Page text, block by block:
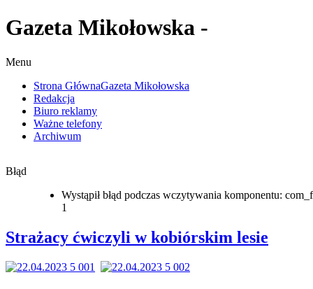
Gazeta Mikołowska -
Menu
Strona GłównaGazeta Mikołowska
Redakcja
Biuro reklamy
Ważne telefony
Archiwum
Błąd
Wystąpił błąd podczas wczytywania komponentu:
1
Strażacy ćwiczyli w kobiórskim lesie